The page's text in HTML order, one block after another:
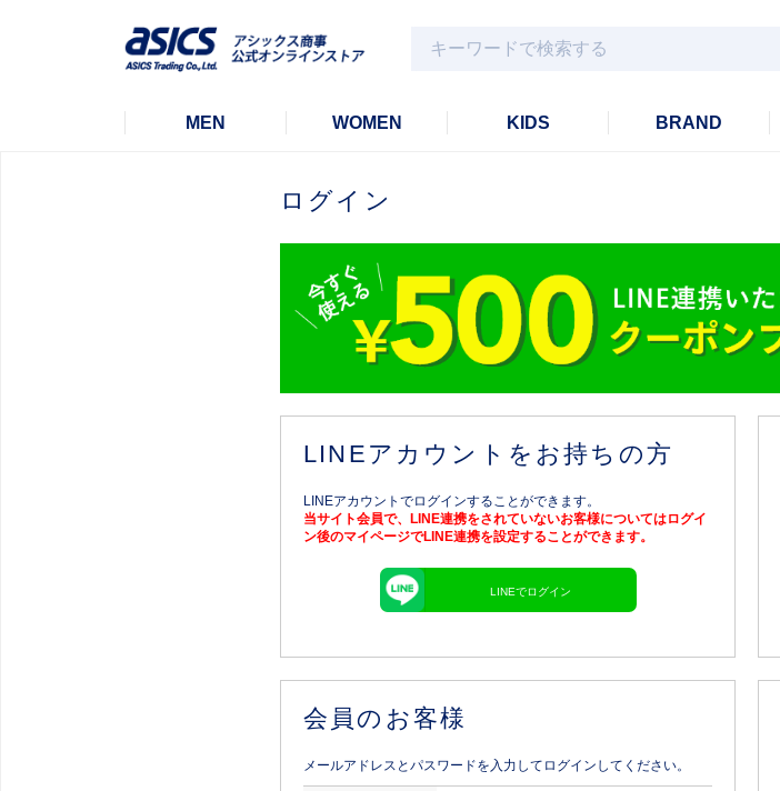
MEN WOMEN KIDS BRAND
ログイン
LINEアカウントをお持ちの方
LINEアカウントでログインすることができます。
当サイト会員で、LINE連携をされていないお客様についてはログイ
ン後のマイページでLINE連携を設定することができます。
LINEでログイン
会員のお客様
メールアドレスとパスワードを入力してログインしてください。